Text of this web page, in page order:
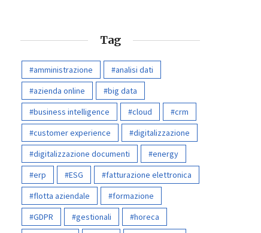
Tag
amministrazione
analisi dati
azienda online
big data
business intelligence
cloud
crm
customer experience
digitalizzazione
digitalizzazione documenti
energy
erp
ESG
fatturazione elettronica
flotta aziendale
formazione
GDPR
gestionali
horeca